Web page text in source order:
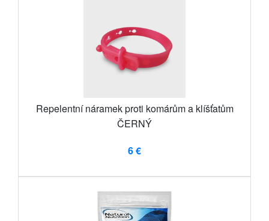
Repelentní náramek proti komárům a klíšťatům
ČERNÝ
6 €